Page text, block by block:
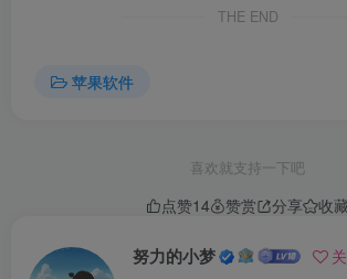
THE END
苹果软件
喜欢就支持一下吧
点赞14 赞赏 分享 收藏
努力的小梦